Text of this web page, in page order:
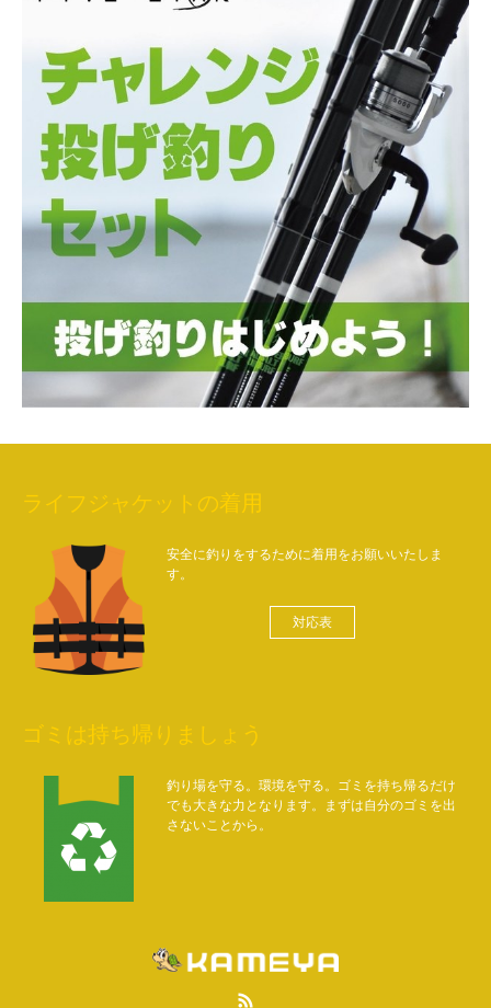
ライフジャケットの着用
安全に釣りをするために着用をお願いいたしま
す。
対応表
ゴミは持ち帰りましょう
釣り場を守る。環境を守る。ゴミを持ち帰るだけ
でも大きな力となります。まずは自分のゴミを出
さないことから。